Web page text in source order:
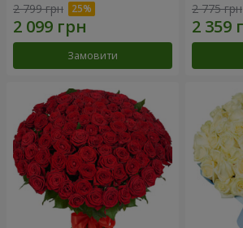
2 799 грн
Замовити
2 775 грн